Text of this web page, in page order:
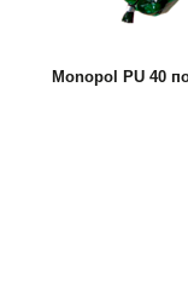
Monopol PU 40